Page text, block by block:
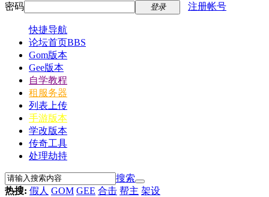
密码
登录 注册帐号
快捷导航
论坛首页BBS
Gom版本
Gee版本
自学教程
租服务器
列表上传
手游版本
学改版本
传奇工具
处理劫持
搜索
热搜: 假人 GOM GEE 合击 帮主 架设